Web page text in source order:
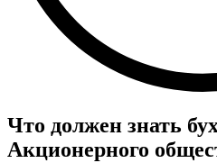
Что должен знать
Акционерного